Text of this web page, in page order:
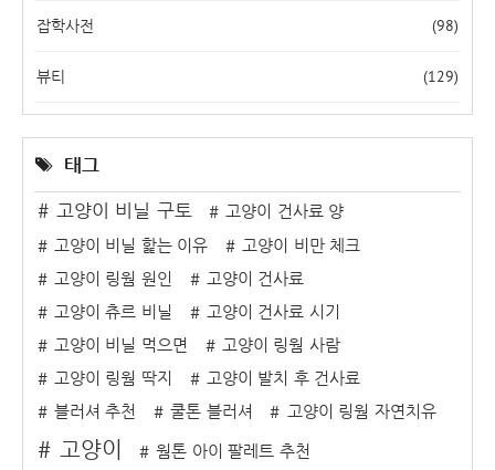
잡학사전 (98)
뷰티 (129)
태그
고양이 비닐 구토
고양이 건사료 양
고양이 비닐 핥는 이유
고양이 비만 체크
고양이 링웜 원인
고양이 건사료
고양이 츄르 비닐
고양이 건사료 시기
고양이 비닐 먹으면
고양이 링웜 사람
고양이 링웜 딱지
고양이 발치 후 건사료
블러셔 추천
쿨톤 블러셔 고양이 링웜 자연치유
고양이
웜톤 아이 팔레트 추천